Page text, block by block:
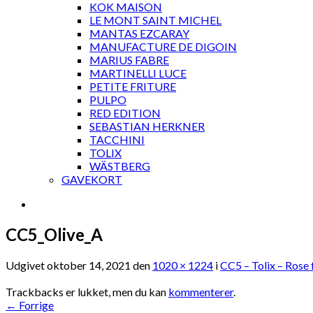
KOK MAISON
LE MONT SAINT MICHEL
MANTAS EZCARAY
MANUFACTURE DE DIGOIN
MARIUS FABRE
MARTINELLI LUCE
PETITE FRITURE
PULPO
RED EDITION
SEBASTIAN HERKNER
TACCHINI
TOLIX
WÄSTBERG
GAVEKORT
CC5_Olive_A
Udgivetoktober 14, 2021 den 1020 × 1224 iCC5 – Tolix – Rose
Trackbacks er lukket, men du kan kommenterer.
← Forrige